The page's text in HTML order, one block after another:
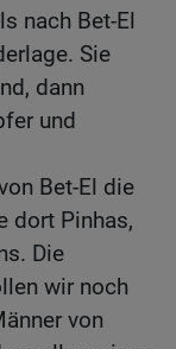
nach Bet-El
Sie
dann
und
Bet-El die
dort Pinhas,
Die
wir noch
von